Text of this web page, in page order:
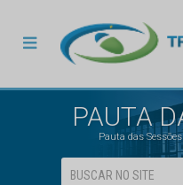
PAUTA
Pauta das